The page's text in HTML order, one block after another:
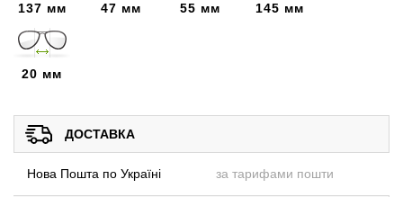
137 мм 47 мм 55 мм 145 мм
20 мм
ДОСТАВКА
Нова Пошта по Україні за тарифами пошти